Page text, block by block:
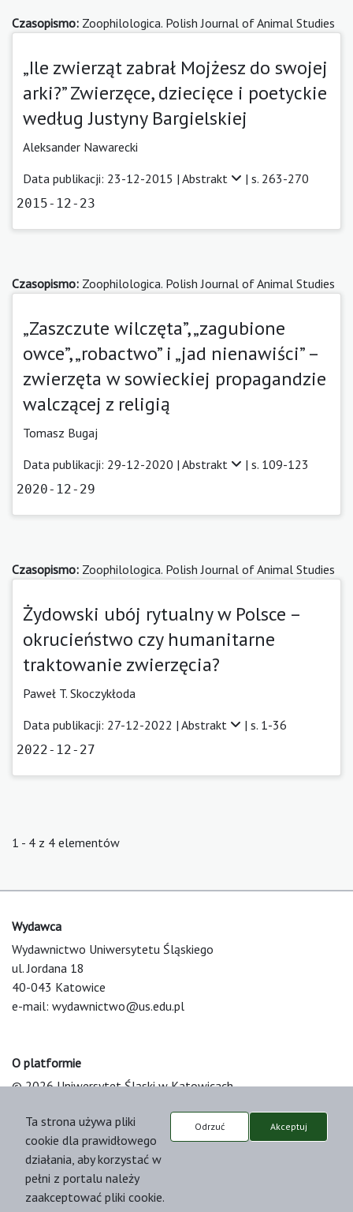
Czasopismo: Zoophilologica. Polish Journal of Animal Studies
„Ile zwierząt zabrał Mojżesz do swojej
arki?” Zwierzęce, dziecięce i poetyckie
według Justyny Bargielskiej
Aleksander Nawarecki
Data publikacji: 23-12-2015 | Abstrakt | s. 263-270
2015-12-23
Czasopismo: Zoophilologica. Polish Journal of Animal Studies
„Zaszczute wilczęta”, „zagubione
owce”, „robactwo” i „jad nienawiści” –
zwierzęta w sowieckiej propagandzie
walczącej z religią
Tomasz Bugaj
Data publikacji: 29-12-2020 | Abstrakt | s. 109-123
2020-12-29
Czasopismo: Zoophilologica. Polish Journal of Animal Studies
Żydowski ubój rytualny w Polsce –
okrucieństwo czy humanitarne
traktowanie zwierzęcia?
Paweł T. Skoczykłoda
Data publikacji: 27-12-2022 | Abstrakt | s. 1-36
2022-12-27
1 - 4 z 4 elementów
Wydawca
Wydawnictwo Uniwersytetu Śląskiego
ul. Jordana 18
40-043 Katowice
e-mail: wydawnictwo@us.edu.pl
O platformie
© 2026 Uniwersytet Śląski w Katowicach
Platform & Workflow by OJS/PKP
Ta strona używa pliki
cookie dla prawidłowego
działania, aby korzystać w
pełni z portalu należy
zaakceptować pliki cookie.
Odrzuć Akceptuj